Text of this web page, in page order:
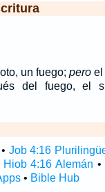
un fuego;pero el
del fuego, el
• Job 4:16
Hiob 4:16 Alemán •
• Bible Hub